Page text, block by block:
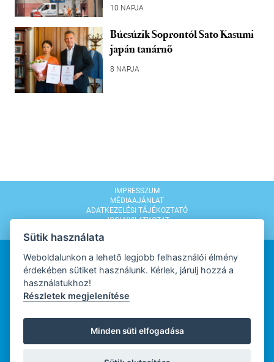
10 NAPJA
Búcsúzik Soprontól Sato Kasumi
japán tanárnő
8 NAPJA
IMPRESSZUM
MÉDIAAJÁNLAT
ADATKEZELÉSI TÁJÉKOZTATÓ
JOGI NYILATKOZAT
WEBDESIGN
WEBFEJLESZTŐ
Sütik használata
Weboldalunkon a lehető legjobb felhasználói élmény
érdekében sütiket használunk. Kérlek, járulj hozzá a
használatukhoz!
Részletek megjelenítése
Minden süti elfogadása